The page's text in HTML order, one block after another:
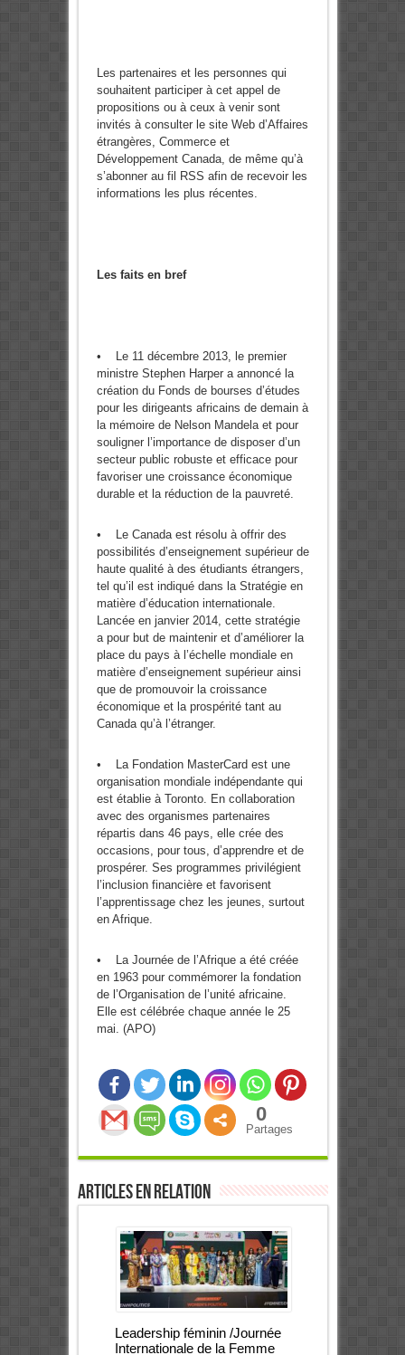
Les partenaires et les personnes qui
souhaitent participer à cet appel de
propositions ou à ceux à venir sont
invités à consulter le site Web d’Affaires
étrangères, Commerce et
Développement Canada, de même qu’à
s’abonner au fil RSS afin de recevoir les
informations les plus récentes.
Les faits en bref
• Le 11 décembre 2013, le premier
ministre Stephen Harper a annoncé la
création du Fonds de bourses d’études
pour les dirigeants africains de demain à
la mémoire de Nelson Mandela et pour
souligner l’importance de disposer d’un
secteur public robuste et efficace pour
favoriser une croissance économique
durable et la réduction de la pauvreté.
• Le Canada est résolu à offrir des
possibilités d’enseignement supérieur de
haute qualité à des étudiants étrangers,
tel qu’il est indiqué dans la Stratégie en
matière d’éducation internationale.
Lancée en janvier 2014, cette stratégie
a pour but de maintenir et d’améliorer la
place du pays à l’échelle mondiale en
matière d’enseignement supérieur ainsi
que de promouvoir la croissance
économique et la prospérité tant au
Canada qu’à l’étranger.
• La Fondation MasterCard est une
organisation mondiale indépendante qui
est établie à Toronto. En collaboration
avec des organismes partenaires
répartis dans 46 pays, elle crée des
occasions, pour tous, d’apprendre et de
prospérer. Ses programmes privilégient
l’inclusion financière et favorisent
l’apprentissage chez les jeunes, surtout
en Afrique.
• La Journée de l’Afrique a été créée
en 1963 pour commémorer la fondation
de l’Organisation de l’unité africaine.
Elle est célébrée chaque année le 25
mai. (APO)
0
Partages
Articles en relation
Leadership féminin /Journée
Internationale de la Femme